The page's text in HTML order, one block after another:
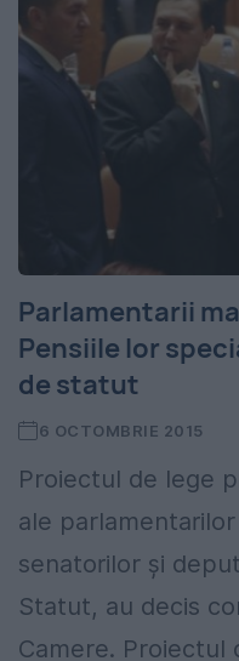
Parlamentarii
Pensiile lor
de statut
6 OCTOMBRIE 2015
Proiectul de lege
ale
senatorilor şi
Statut, au decis
Camere. Proiectul